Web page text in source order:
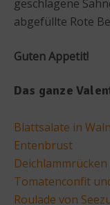
geschlagene
abgefüllte Rote
Guten Appetit!
Das ganze
Blattsalate in
Entenbrust
Tomatenconfit
Roulade von